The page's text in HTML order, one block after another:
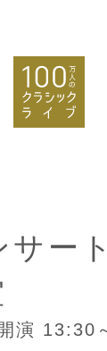
ー
演 13:30